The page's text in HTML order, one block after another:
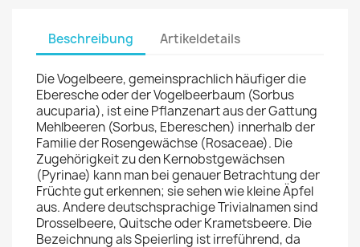
Beschreibung Artikeldetails
Die Vogelbeere, gemeinsprachlich häufiger die
Eberesche oder der Vogelbeerbaum (Sorbus
aucuparia), ist eine Pflanzenart aus der Gattung
Mehlbeeren (Sorbus, Ebereschen) innerhalb der
Familie der Rosengewächse (Rosaceae). Die
Zugehörigkeit zu den Kernobstgewächsen
(Pyrinae) kann man bei genauer Betrachtung der
Früchte gut erkennen; sie sehen wie kleine Äpfel
aus. Andere deutschsprachige Trivialnamen sind
Drosselbeere, Quitsche oder Krametsbeere. Die
Bezeichnung als Speierling ist irreführend, da